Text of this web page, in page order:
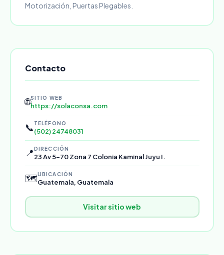
Motorización, Puertas Plegables.
Contacto
🌐SITIO WEB
https://solaconsa.com
📞 TELÉFONO
(502) 24748031
📍DIRECCIÓN
23 Av 5-70 Zona 7 Colonia Kaminal Juyu I.
🗺️UBICACIÓN
Guatemala, Guatemala
Visitar sitio web